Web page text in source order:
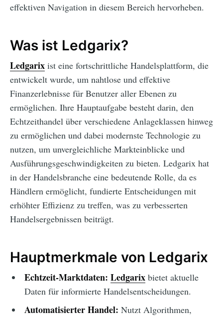
effektiven Navigation in diesem Bereich hervorheben.
Was ist Ledgarix?
Ledgarix ist eine fortschrittliche Handelsplattform, die
entwickelt wurde, um nahtlose und effektive
Finanzerlebnisse für Benutzer aller Ebenen zu
ermöglichen. Ihre Hauptaufgabe besteht darin, den
Echtzeithandel über verschiedene Anlageklassen hinweg
zu ermöglichen und dabei modernste Technologie zu
nutzen, um unvergleichliche Markteinblicke und
Ausführungsgeschwindigkeiten zu bieten. Ledgarix hat
in der Handelsbranche eine bedeutende Rolle, da es
Händlern ermöglicht, fundierte Entscheidungen mit
erhöhter Effizienz zu treffen, was zu verbesserten
Handelsergebnissen beiträgt.
Hauptmerkmale von Ledgarix
Echtzeit-Marktdaten: Ledgarixbietet aktuelle
Daten für informierte Handelsentscheidungen.
Automatisierter Handel: Nutzt Algorithmen,